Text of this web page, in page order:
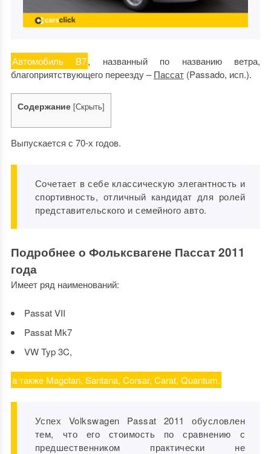
Автомобиль В7, названный по названию ветра,
благоприятствующего переезду –Пассат(Passado, исп.).
Содержание [Скрыть]
Выпускается с 70-х годов.
Сочетает в себе классическую элегантность и
спортивность, отличный кандидат для ролей
представительского и семейного авто.
Подробнее о Фольксвагене Пассат 2011
года
Имеет ряд наименований:
Passat VII
Passat Mk7
VW Typ 3C,
а также Magotan, Santana, Corsar, Carat, Quantum.
Успех Volkswagen Passat 2011 обусловлен
тем, что его стоимость по сравнению с
предшественником практически не